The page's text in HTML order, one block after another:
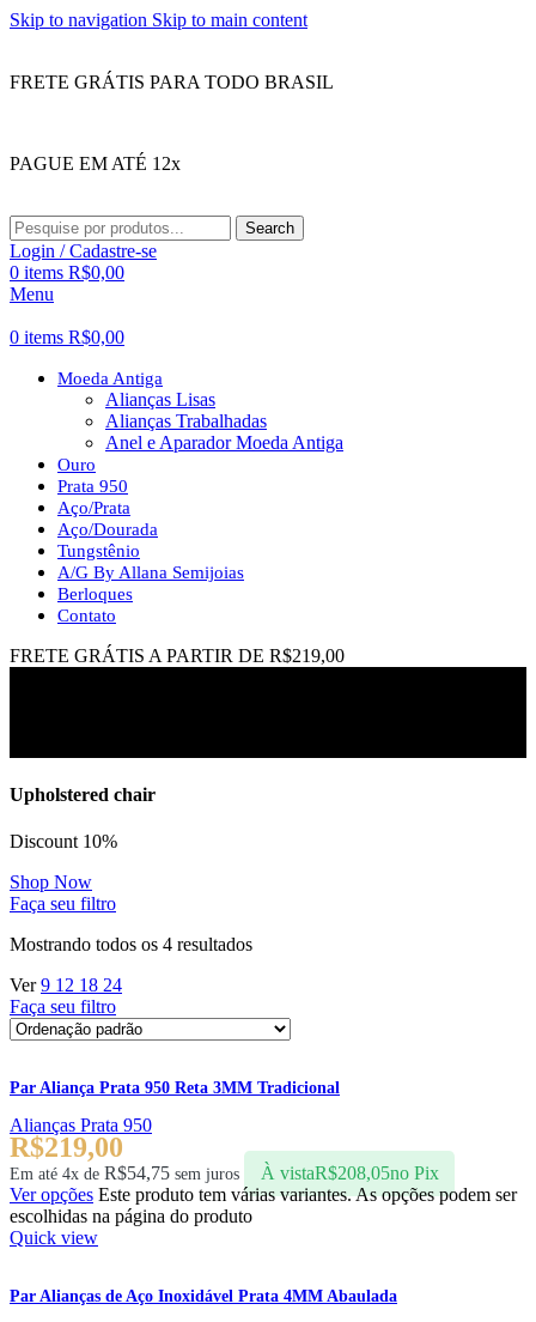
Skip to navigation Skip to main content
FRETE GRÁTIS PARA TODO BRASIL
PAGUE EM ATÉ 12x
Search
Login / Cadastre-se
0 items R$0,00
Menu
0 items R$0,00
Moeda Antiga
Alianças Lisas
Alianças Trabalhadas
Anel e Aparador Moeda Antiga
Ouro
Prata 950
Aço/Prata
Aço/Dourada
Tungstênio
A/G By Allana Semijoias
Berloques
Contato
FRETE GRÁTIS A PARTIR DE R$219,00
Upholstered chair
Discount 10%
Shop Now
Faça seu filtro
Mostrando todos os 4 resultados
Ver9 12 18 24
Faça seu filtro
Par Aliança Prata 950 Reta 3MM Tradicional
Alianças Prata 950
R$219,00
Em até 4x de R$54,75 sem juros À vistaR$208,05no Pix
Ver opções Este produto tem várias variantes. As opções podem ser
escolhidas na página do produto
Quick view
Par Alianças de Aço Inoxidável Prata 4MM Abaulada